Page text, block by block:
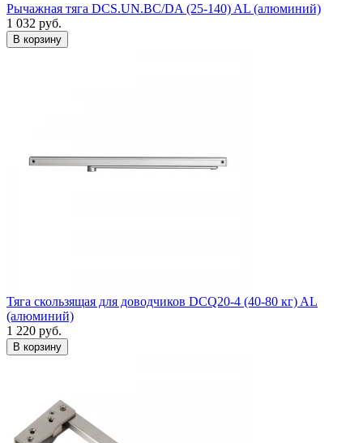
Рычажная тяга DCS.UN.BC/DA (25-140) AL (алюминий)
1 032 руб.
Тяга скользящая для доводчиков DCQ20-4 (40-80 кг) AL
(алюминий)
1 220 руб.